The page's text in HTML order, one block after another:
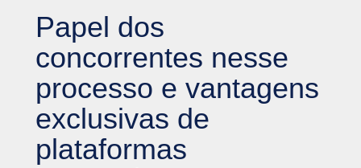
Papel dos
concorrentes nesse
processo e vantagens
exclusivas de
plataformas